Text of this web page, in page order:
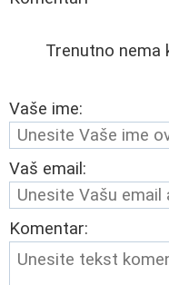
Trenutno nema
Vaše ime:
Vaš email:
Komentar: